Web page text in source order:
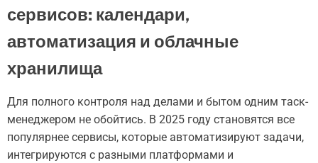
сервисов: календари,
автоматизация и облачные
хранилища
Для полного контроля над делами и бытом одним таск-
менеджером не обойтись. В 2025 году становятся все
популярнее сервисы, которые автоматизируют задачи,
интегрируются с разными платформами и